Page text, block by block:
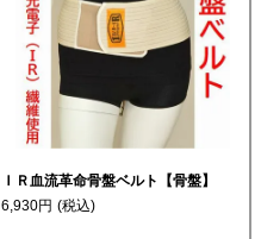
ＩＲ血流革命骨盤ベルト【骨盤】
6,930円 (税込)